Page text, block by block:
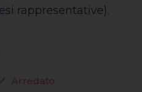
rappresentative).
Arredato